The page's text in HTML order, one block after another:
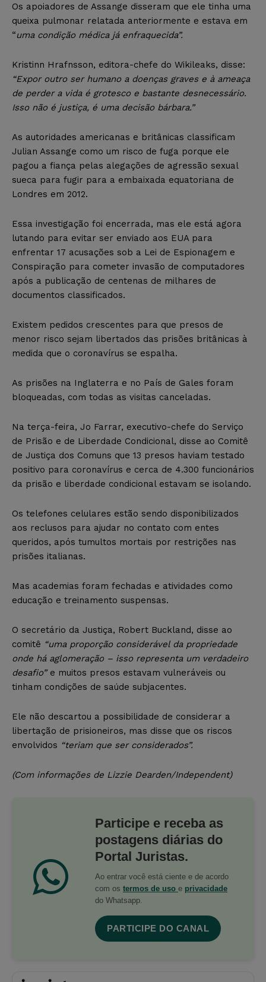
Os apoiadores de Assange disseram que ele tinha uma
queixa pulmonar relatada anteriormente e estava em
“uma condição médica já enfraquecida”.
Kristinn Hrafnsson, editora-chefe do Wikileaks, disse:
“Expor outro ser humano a doenças graves e à ameaça
de perder a vida é grotesco e bastante desnecessário.
Isso não é justiça, é uma decisão bárbara.”
As autoridades americanas e britânicas classificam
Julian Assange como um risco de fuga porque ele
pagou a fiança pelas alegações de agressão sexual
sueca para fugir para a embaixada equatoriana de
Londres em 2012.
Essa investigação foi encerrada, mas ele está agora
lutando para evitar ser enviado aos EUA para
enfrentar 17 acusações sob a Lei de Espionagem e
Conspiração para cometer invasão de computadores
após a publicação de centenas de milhares de
documentos classificados.
Existem pedidos crescentes para que presos de
menor risco sejam libertados das prisões britânicas à
medida que o coronavírus se espalha.
As prisões na Inglaterra e no País de Gales foram
bloqueadas, com todas as visitas canceladas.
Na terça-feira, Jo Farrar, executivo-chefe do Serviço
de Prisão e de Liberdade Condicional, disse ao Comitê
de Justiça dos Comuns que 13 presos haviam testado
positivo para coronavírus e cerca de 4.300 funcionários
da prisão e liberdade condicional estavam se isolando.
Os telefones celulares estão sendo disponibilizados
aos reclusos para ajudar no contato com entes
queridos, após tumultos mortais por restrições nas
prisões italianas.
Mas academias foram fechadas e atividades como
educação e treinamento suspensas.
O secretário da Justiça, Robert Buckland, disse ao
comitê “uma proporção considerável da propriedade
onde há aglomeração – isso representa um verdadeiro
desafio”e muitos presos estavam vulneráveis ou
tinham condições de saúde subjacentes.
Ele não descartou a possibilidade de considerar a
libertação de prisioneiros, mas disse que os riscos
envolvidos “teriam que ser considerados”.
(Com informações de Lizzie Dearden/Independent)
Participe e receba as
postagens diárias do
Portal Juristas.
Ao entrar você está ciente e de acordo
com os termos de uso e privacidade
do Whatsapp.
PARTICIPE DO CANAL